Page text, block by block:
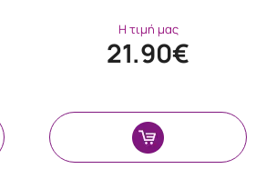
Η τιμή μας
21.90€